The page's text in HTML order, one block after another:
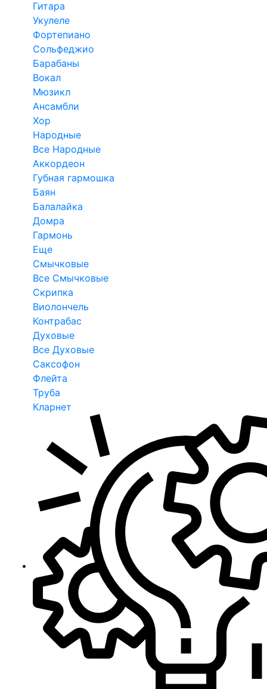
Гитара
Укулеле
Фортепиано
Сольфеджио
Барабаны
Вокал
Мюзикл
Ансамбли
Хор
Народные
Все Народные
Аккордеон
Губная гармошка
Баян
Балалайка
Домра
Гармонь
Еще
Смычковые
Все Смычковые
Скрипка
Виолончель
Контрабас
Духовые
Все Духовые
Саксофон
Флейта
Труба
Кларнет